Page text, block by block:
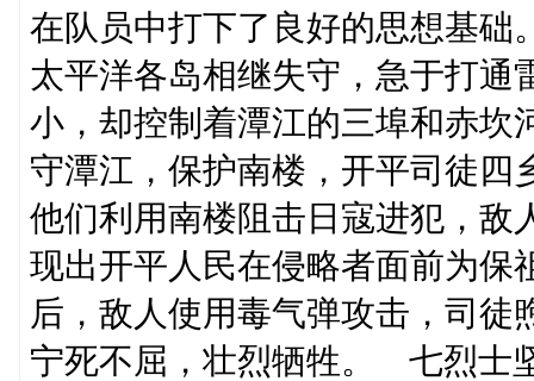
在队员中打下了良好的思想基
太平洋各岛相继失守，急于打通
小，却控制着潭江的三埠和赤坎
守潭江，保护南楼，开平司徒四
他们利用南楼阻击日寇进犯，敌
现出开平人民在侵略者面前为保
后，敌人使用毒气弹攻击，司
宁死不屈，壮烈牺牲。 七烈士